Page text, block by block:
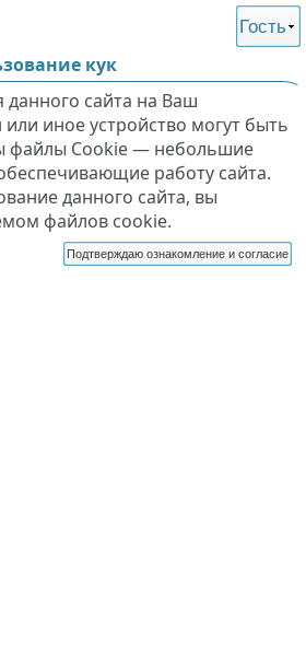
Гость
кук
сайта на Ваш
иное устройство могут быть
файлы Cookie — небольшие
работу сайта.
данного сайта, вы
файлов cookie.
Подтверждаю ознакомление и согласие